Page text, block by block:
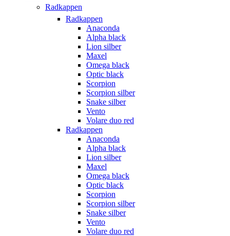
Radkappen
Radkappen
Anaconda
Alpha black
Lion silber
Maxel
Omega black
Optic black
Scorpion
Scorpion silber
Snake silber
Vento
Volare duo red
Radkappen
Anaconda
Alpha black
Lion silber
Maxel
Omega black
Optic black
Scorpion
Scorpion silber
Snake silber
Vento
Volare duo red